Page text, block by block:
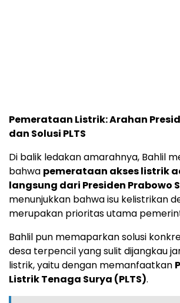
Pemerataan Listrik: Arahan
dan Solusi PLTS
Di balik ledakan amarahnya, Bahlil
bahwa pemerataan akses listrik
langsung dari Presiden Prabowo
menunjukkan bahwa isu kelistrikan
merupakan prioritas utama
Bahlil pun memaparkan solusi
desa terpencil yang sulit dijangkau
listrik, yaitu dengan memanfaatkan
Listrik Tenaga Surya (PLTS).